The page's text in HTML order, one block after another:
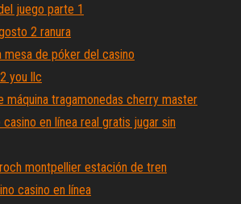
juego parte 1
2 ranura
mesa de póker del casino
you llc
máquina tragamonedas cherry master
en línea real gratis jugar sin
montpellier estación de tren
casino en línea